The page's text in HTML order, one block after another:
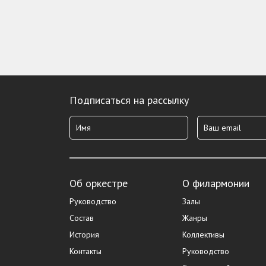
Подписаться на рассылку
Об оркестре
Руководство
Состав
История
Контакты
О филармонии
Залы
Жанры
Коллективы
Руководство